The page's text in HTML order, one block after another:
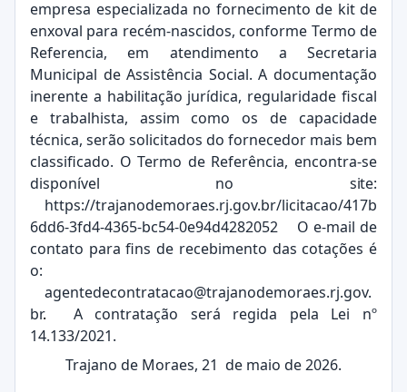
empresa especializada no fornecimento de kit de
enxoval para recém-nascidos, conforme Termo de
Referencia, em atendimento a Secretaria
Municipal de Assistência Social. A documentação
inerente a habilitação jurídica, regularidade fiscal
e trabalhista, assim como os de capacidade
técnica, serão solicitados do fornecedor mais bem
classificado. O Termo de Referência, encontra-se
disponível no site:
https://trajanodemoraes.rj.gov.br/licitacao/417b
6dd6-3fd4-4365-bc54-0e94d4282052
O e-mail de
contato para fins de recebimento das cotações é
o:
agentedecontratacao@trajanodemoraes.rj.gov.
br.
A contratação será regida pela Lei nº
14.133/2021.
Trajano de Moraes, 21 de maio de 2026.